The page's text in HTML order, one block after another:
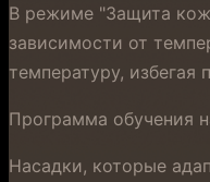
В режиме "Защита
зависимости от
температуру,
Программа обучения
Насадки, которые